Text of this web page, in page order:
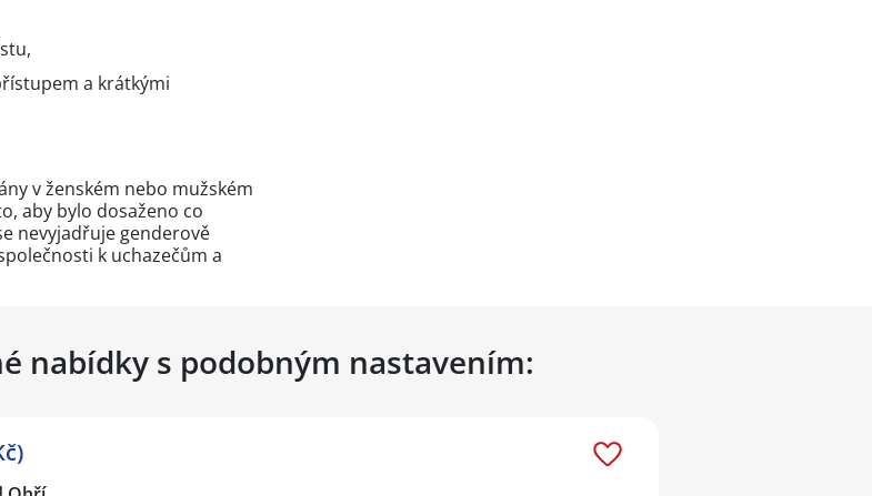
a krátkými
v ženském nebo mužském
aby bylo dosaženo co
nevyjadřuje genderově
k uchazečům a
nabídky s podobným nastavením: